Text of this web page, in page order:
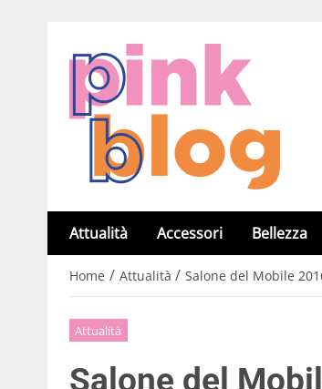
Attualità Accessori Bellezza
Home / Attualità / Salone del Mobile
Attualità
Salone del